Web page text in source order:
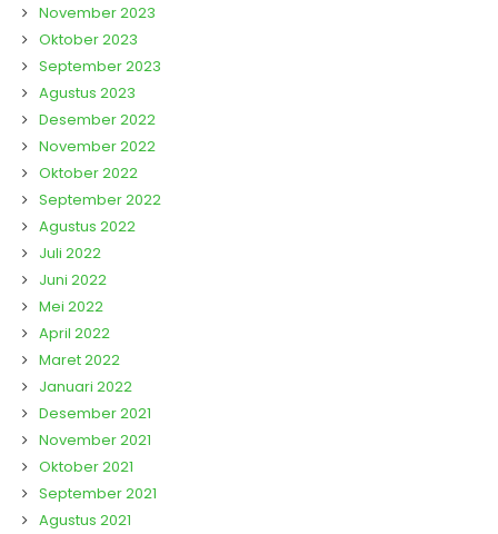
November 2023
Oktober 2023
September 2023
Agustus 2023
Desember 2022
November 2022
Oktober 2022
September 2022
Agustus 2022
Juli 2022
Juni 2022
Mei 2022
April 2022
Maret 2022
Januari 2022
Desember 2021
November 2021
Oktober 2021
September 2021
Agustus 2021